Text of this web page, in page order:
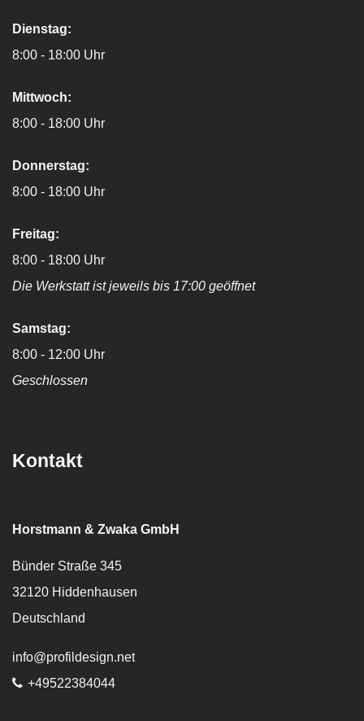
Dienstag:
8:00 - 18:00 Uhr
Mittwoch:
8:00 - 18:00 Uhr
Donnerstag:
8:00 - 18:00 Uhr
Freitag:
8:00 - 18:00 Uhr
Die Werkstatt ist jeweils bis 17:00 geöffnet
Samstag:
8:00 - 12:00 Uhr
Geschlossen
Kontakt
Horstmann & Zwaka GmbH
Bünder Straße 345
32120 Hiddenhausen
Deutschland
E-Mail:
info@profildesign.net
Telefon:
+49522384044